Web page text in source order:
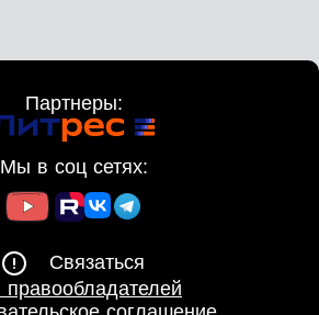
Партнеры:
Мы в соц сетях:
Связаться